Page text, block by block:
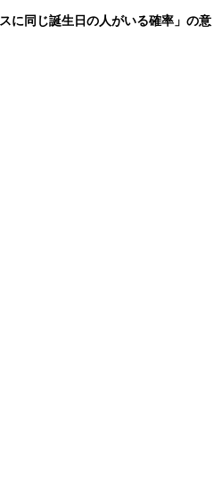
に同じ誕生日の人がいる確率」の意